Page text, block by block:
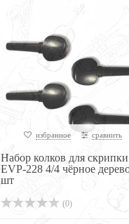
избранное сравнить
Набор колков для скрипки
EVP-228 4/4 чёрное
шт
(0)